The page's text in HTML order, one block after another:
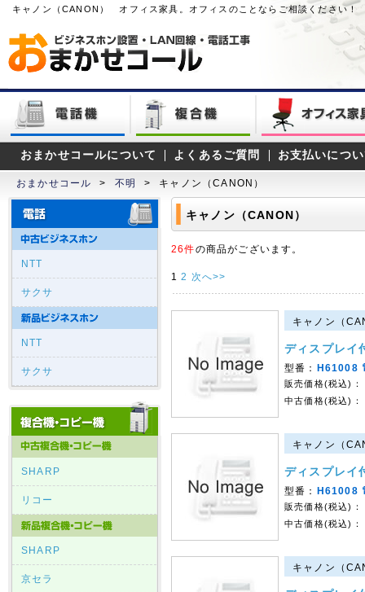
キャノン（CANON） オフィス家具。オフィスのことならご相談ください！
おまかせコールについて よくあるご質問 お支払いにつ
おまかせコール > 不明 > キャノン（CANON）
NTT
サクサ
NTT
サクサ
SHARP
リコー
SHARP
京セラ
キャノン（CANON）
26件の商品がございます。
1 2 次へ>>
キャノン（
ディスプレ
型番： H61008
販売価格(税込)：
中古価格(税込)：
キャノン（
ディスプレ
型番： H61008
販売価格(税込)：
中古価格(税込)：
キャノン（